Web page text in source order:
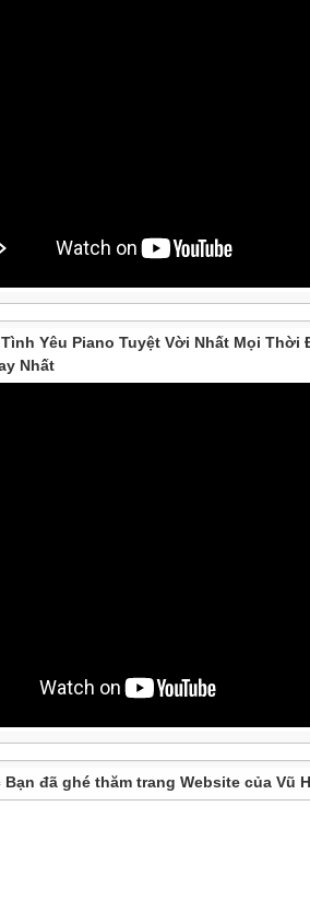
Tình Yêu Piano Tuyệt Vời Nhất Mọi Thời
Nhất
Bạn đã ghé thăm trang Website của Vũ